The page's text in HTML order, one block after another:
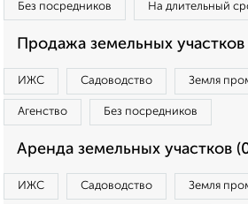
Без посредников На длительный
Продажа земельных участков
ИЖС Садоводство Земля
Агенство Без посредников
Аренда земельных участков
ИЖС Садоводство Земля